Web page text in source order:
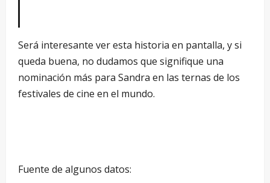
Será interesante ver esta historia en pantalla, y si
queda buena, no dudamos que signifique una
nominación más para Sandra en las ternas de los
festivales de cine en el mundo.
Fuente de algunos datos: